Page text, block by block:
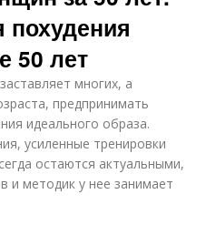
50 лет
многих, а
предпринимать
идеального образа.
усиленные тренировки
остаются актуальными,
и методик у нее занимает